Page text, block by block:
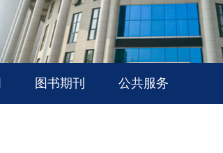
图书期刊 公共服务